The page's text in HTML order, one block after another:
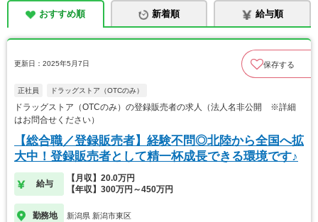
おすすめ順 新着順 給与順
更新日：2025年5月7日 保存する
正社員 ドラッグストア（OTCのみ）
ドラッグストア（OTCのみ）の登録販売者の求人（法人名非公開 ※詳細
はお問合せください）
【総合職／登録販売者】経験不問◎北陸から全国へ拡
大中！登録販売者として精一杯成長できる環境です♪
給与
【月収】20.0万円
【年収】300万円～450万円
勤務地 新潟県 新潟市東区